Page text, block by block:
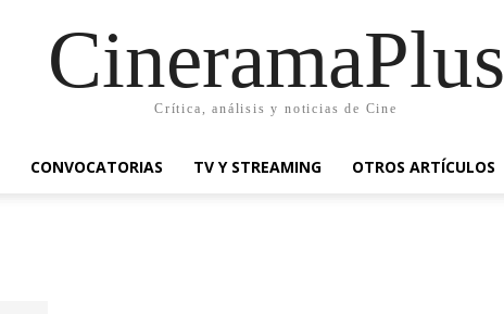
CineramaPlus
Crítica, análisis y noticias de Cine
CONVOCATORIAS TV Y STREAMING OTROS ARTÍCULOS